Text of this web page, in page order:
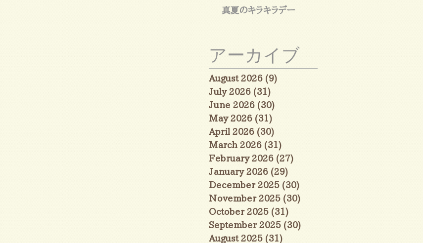
真夏のキラキラデー
アーカイブ
August 2026 (9)
July 2026 (31)
June 2026 (30)
May 2026 (31)
April 2026 (30)
March 2026 (31)
February 2026 (27)
January 2026 (29)
December 2025 (30)
November 2025 (30)
October 2025 (31)
September 2025 (30)
August 2025 (31)